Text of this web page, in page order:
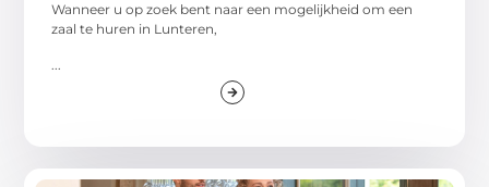
Wanneer u op zoek bent naar een mogelijkheid om een
zaal te huren in Lunteren,